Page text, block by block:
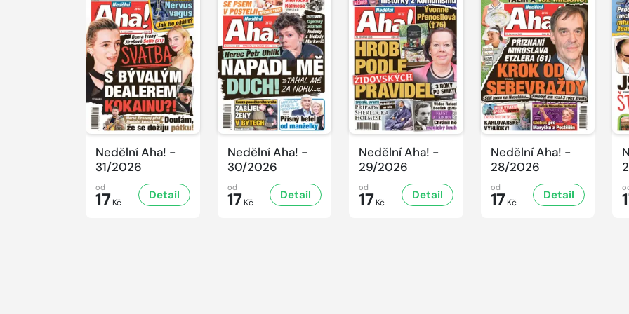
Nedělní Aha! -
31/2026
od
17 Kč
Detail
Nedělní Aha! -
30/2026
od
17 Kč
Detail
Nedělní Aha! -
29/2026
od
17 Kč
Detail
Nedělní Aha! -
28/2026
od
17 Kč
Detail